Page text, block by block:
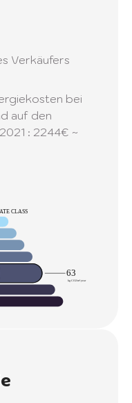
Verkäufers
bei
auf den
: 2244€ ~